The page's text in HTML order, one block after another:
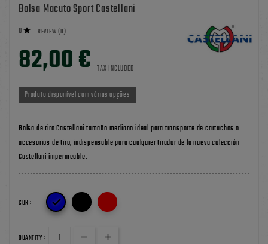
Bolsa Macuto Sport Castellani
0  REVIEW (0)
82,00 € TAX INCLUDED
Produto disponível com várias opções
Bolsa de tiro Castellani tamaño mediano ideal para transporte de cartuchos o
accesorios de tiro, indispensable para cualquier tirador de la nueva colección
Castellani impermeable.
COR : 
QUANTITY :